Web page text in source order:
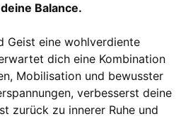
Balance.
Geist eine wohlverdiente
dich eine Kombination
Mobilisation und bewusster
verbesserst deine
zurück zu innerer Ruhe und